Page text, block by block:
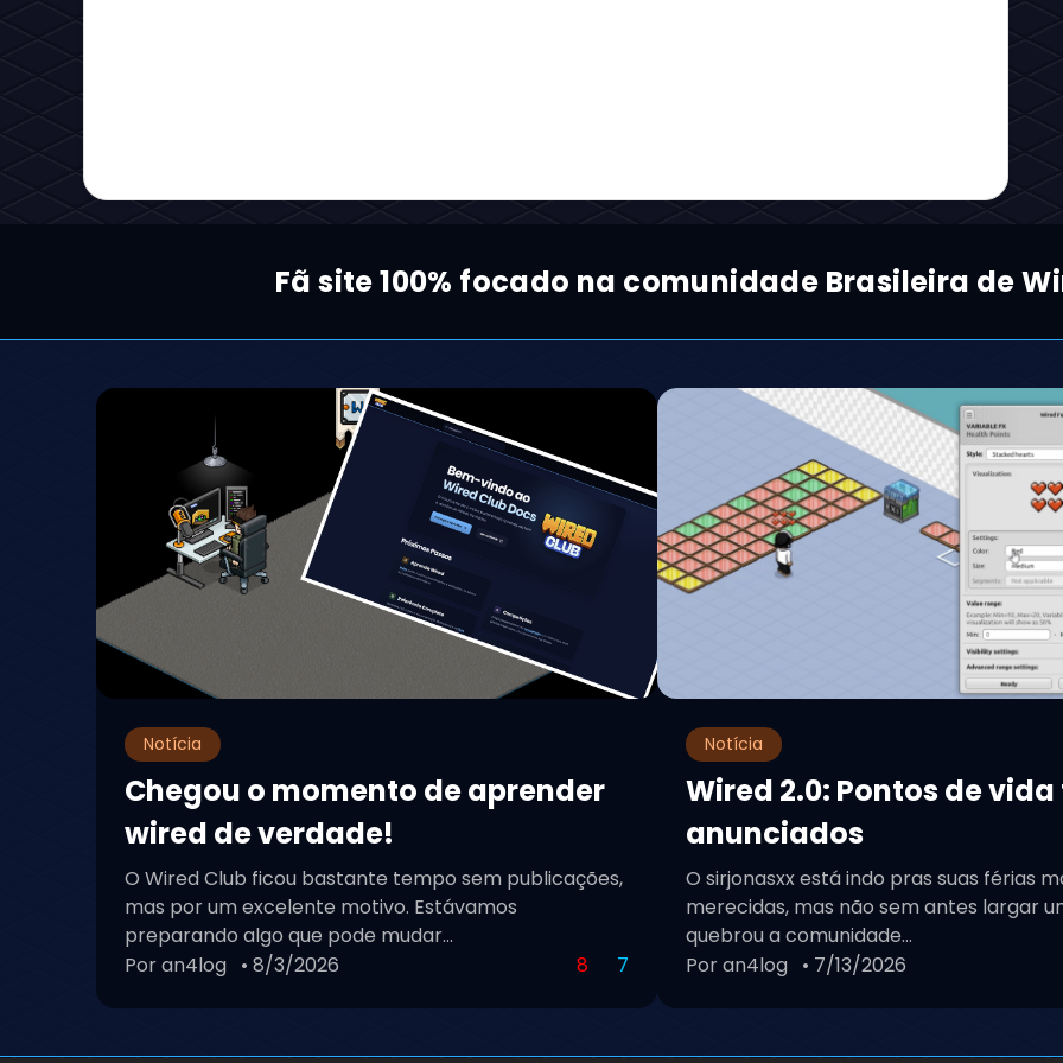
Fã site 100% focado na comunidade Brasileira de
Notícia
Chegou o momento de aprender
wired de verdade!
O Wired Club ficou bastante tempo sem publicações,
mas por um excelente motivo. Estávamos
preparando algo que pode mudar...
Por an4log • 8/3/2026 8 7
Notícia
Wired 2.0: Pontos de
anunciados
O sirjonasxx está indo pras suas férias
merecidas, mas não sem antes largar
quebrou a comunidade...
Por an4log • 7/13/2026